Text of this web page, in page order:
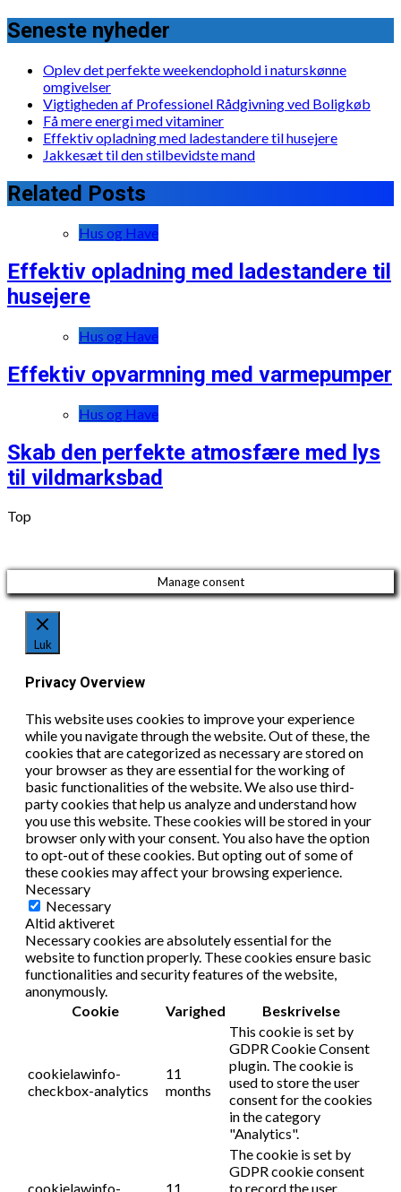
Seneste nyheder
Oplev det perfekte weekendophold i naturskønne
omgivelser
Vigtigheden af Professionel Rådgivning ved Boligkøb
Få mere energi med vitaminer
Effektiv opladning med ladestandere til husejere
Jakkesæt til den stilbevidste mand
Related Posts
Hus og Have
Effektiv opladning med ladestandere til
husejere
Hus og Have
Effektiv opvarmning med varmepumper
Hus og Have
Skab den perfekte atmosfære med lys
til vildmarksbad
Top
Manage consent
Luk
Privacy Overview
This website uses cookies to improve your experience
while you navigate through the website. Out of these, the
cookies that are categorized as necessary are stored on
your browser as they are essential for the working of
basic functionalities of the website. We also use third-
party cookies that help us analyze and understand how
you use this website. These cookies will be stored in your
browser only with your consent. You also have the option
to opt-out of these cookies. But opting out of some of
these cookies may affect your browsing experience.
Necessary
Necessary
Altid aktiveret
Necessary cookies are absolutely essential for the
website to function properly. These cookies ensure basic
functionalities and security features of the website,
anonymously.
Cookie
Varighed Beskrivelse
cookielawinfo-
checkbox-analytics
11
months
This cookie is set by
GDPR Cookie Consent
plugin. The cookie is
used to store the user
consent for the cookies
in the category
"Analytics".
cookielawinfo-
11
The cookie is set by
GDPR cookie consent
to record the user